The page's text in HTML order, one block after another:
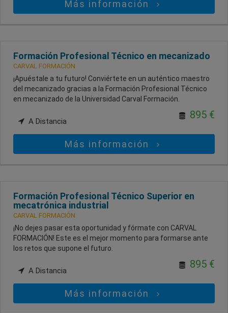
Más información
Formación Profesional Técnico en mecanizado
CARVAL FORMACIÓN
¡Apuéstale a tu futuro! Conviértete en un auténtico maestro
del mecanizado gracias a la Formación Profesional Técnico
en mecanizado de la Universidad Carval Formación.
A Distancia
895 €
Más información
Formación Profesional Técnico Superior en
mecatrónica industrial
CARVAL FORMACIÓN
¡No dejes pasar esta oportunidad y fórmate con CARVAL
FORMACIÓN! Este es el mejor momento para formarse ante
los retos que supone el futuro.
A Distancia
895 €
Más información